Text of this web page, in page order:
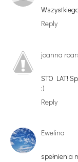
Reply
joanna
STO LAT!
:)
Reply
Ewelina
spełnienia